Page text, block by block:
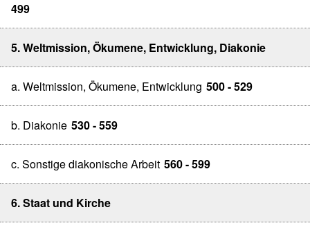
499
5. Weltmission, Ökumene, Entwicklung, Diakonie
a. Weltmission, Ökumene, Entwicklung 500 - 529
b. Diakonie 530 - 559
c. Sonstige diakonische Arbeit 560 - 599
6. Staat und Kirche